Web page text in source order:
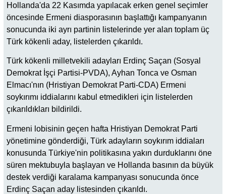
Hollanda'da 22 Kasımda yapılacak erken genel seçimler
öncesinde Ermeni diasporasının başlattığı kampanyanın
sonucunda iki ayrı partinin listelerinde yer alan toplam üç
Türk kökenli aday, listelerden çıkarıldı.
Türk kökenli milletvekili adayları Erdinç Saçan (Sosyal
Demokrat İşçi Partisi-PVDA), Ayhan Tonca ve Osman
Elmacı'nın (Hristiyan Demokrat Parti-CDA) Ermeni
soykırımı iddialarını kabul etmedikleri için listelerden
çıkarıldıkları bildirildi.
Ermeni lobisinin geçen hafta Hristiyan Demokrat Parti
yönetimine gönderdiği, Türk adayların soykırım iddiaları
konusunda Türkiye'nin politikasına yakın durduklarını öne
süren mektubuyla başlayan ve Hollanda basının da büyük
destek verdiği karalama kampanyası sonucunda önce
Erdinç Saçan aday listesinden çıkarıldı.